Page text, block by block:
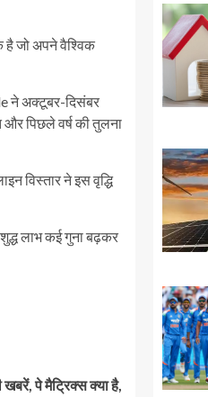
है जो अपने वैश्विक
ने अक्टूबर-दिसंबर
और पिछले वर्ष की तुलना
विस्तार ने इस वृद्धि
लाभ कई गुना बढ़कर
पे मैट्रिक्स क्या है,